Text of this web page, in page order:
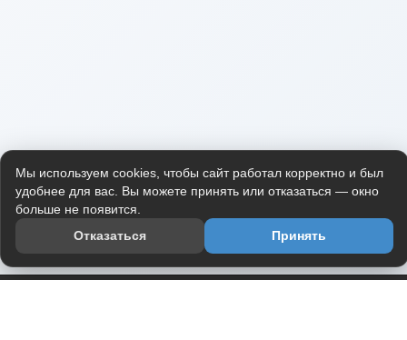
Мы используем cookies, чтобы сайт работал корректно и был
удобнее для вас. Вы можете принять или отказаться — окно
больше не появится.
Отказаться
Принять